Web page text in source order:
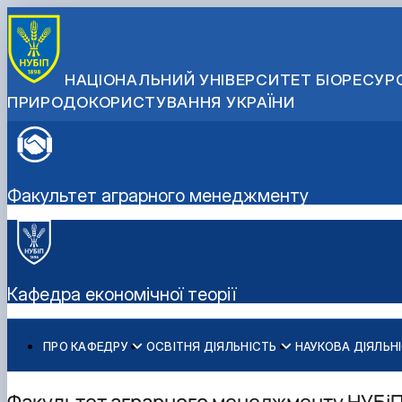
НАЦІОНАЛЬНИЙ УНІВЕРСИТЕТ
ПРИРОДОКОРИСТУВАННЯ УКРАЇНИ
Факультет аграрного менеджменту
Кафедра економічної теорії
ПРО КАФЕДРУ
Історія кафедри
ОСВІТНЯ ДІЯЛЬНІСТЬ
Бакалаврат
НАУКОВА
Про наукову діяльність